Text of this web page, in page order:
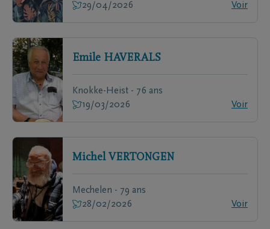
29/04/2026
Voir
Emile HAVERALS
Knokke-Heist - 76 ans
19/03/2026
Voir
Michel VERTONGEN
Mechelen - 79 ans
28/02/2026
Voir